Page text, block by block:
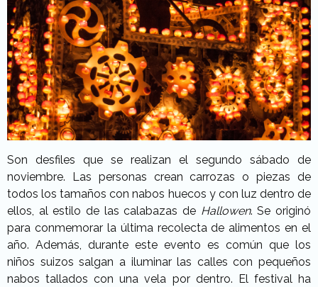
Son desfiles que se realizan el segundo sábado de
noviembre. Las personas crean carrozas o piezas de
todos los tamaños con nabos huecos y con luz dentro de
ellos, al estilo de las calabazas de Hallowen. Se originó
para conmemorar la última recolecta de alimentos en el
año. Además, durante este evento es común que los
niños suizos salgan a iluminar las calles con pequeños
nabos tallados con una vela por dentro. El festival ha